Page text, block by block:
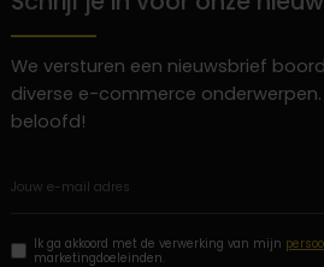
We versturen een nieuwsbrief
diverse e-commerce
beloofd!
Ik ga akkoord met de verwerking van mijn
marketingdoeleinden.